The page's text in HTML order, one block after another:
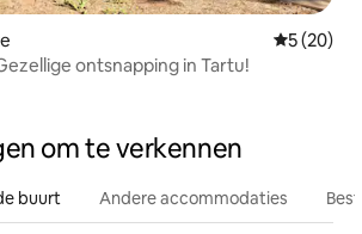
5 (20)
ontsnapping in Tartu!
om te verkennen
buurt Andere accommodaties